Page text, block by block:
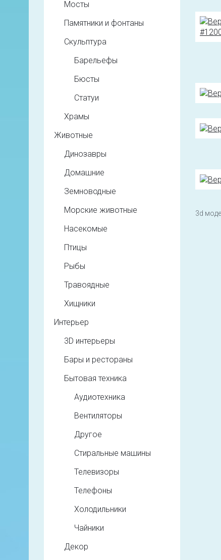
3d
Мосты
Памятники и фонтаны
Скульптура
Барельефы
Бюсты
Статуи
Храмы
Животные
Динозавры
Домашние
Земноводные
Морские животные
Насекомые
Птицы
Рыбы
Травоядные
Хищники
Интерьер
3D интерьеры
Бары и рестораны
Бытовая техника
Аудиотехника
Вентиляторы
Другое
Стиральные машины
Телевизоры
Телефоны
Холодильники
Чайники
Декор